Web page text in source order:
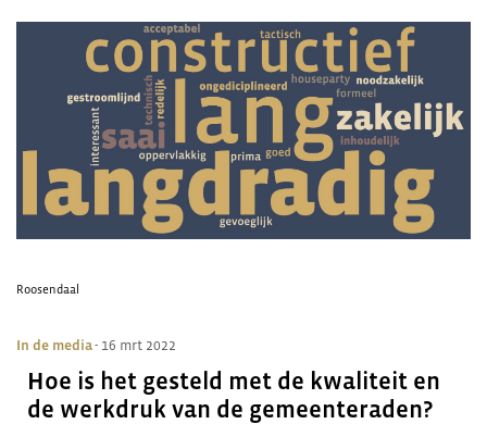
Roosendaal
In de media- 16 mrt 2022
Hoe is het gesteld met de kwaliteit en
de werkdruk van de gemeenteraden?